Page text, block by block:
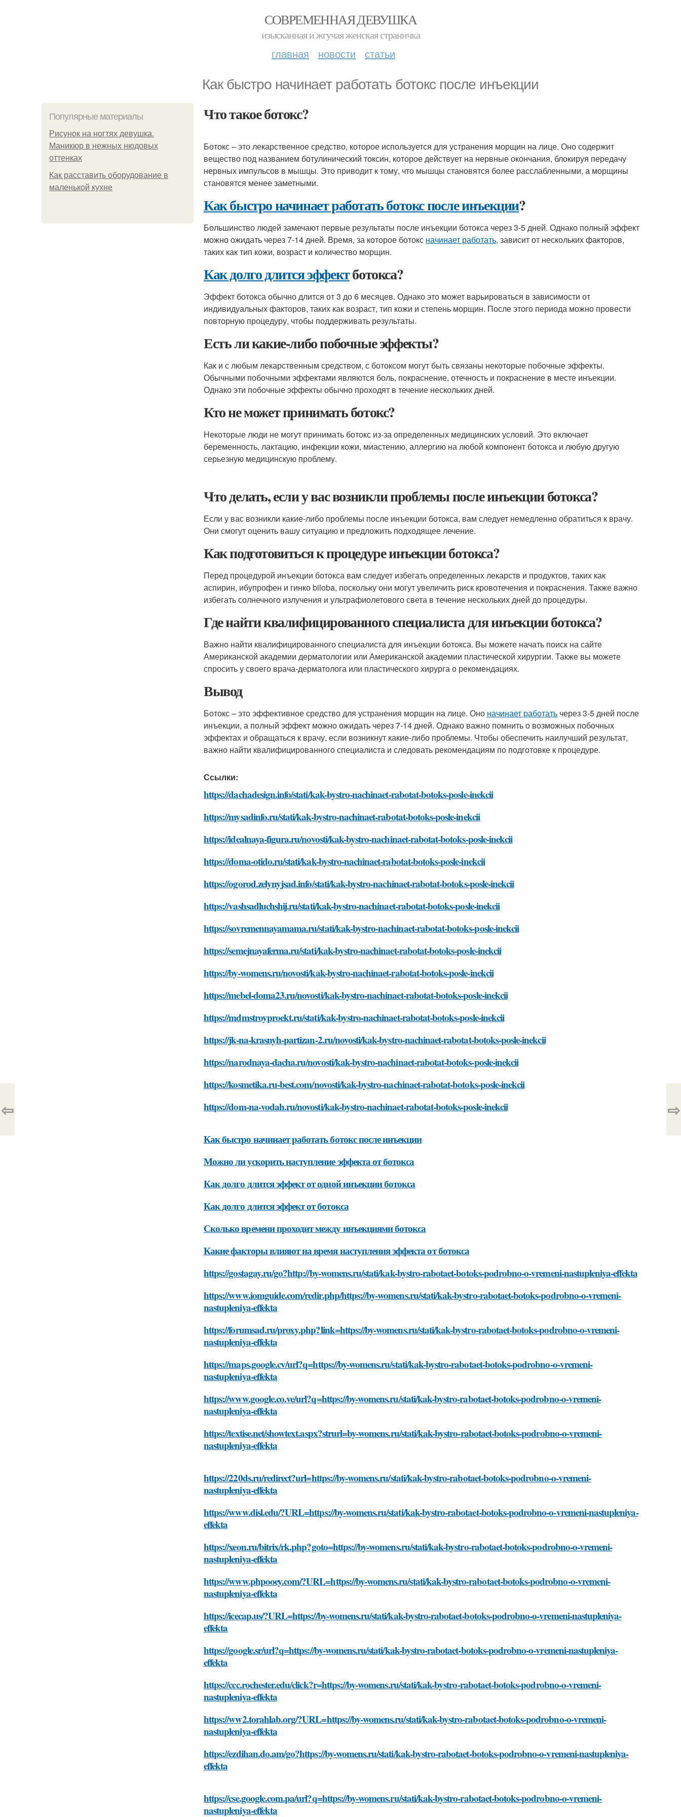
СОВРЕМЕННАЯ ДЕВУШКА
изысканная и жгучая женская страничка
главная новости статьи
Как быстро начинает работать ботокс после инъекции
Популярные материалы
Рисунок на ногтях девушка.
Маникюр в нежных нюдовых
оттенках
Как расставить оборудование в
маленькой кухне
Что такое ботокс?
Ботокс – это лекарственное средство, которое используется для устранения морщин на лице. Оно содержит
вещество под названием ботулинический токсин, которое действует на нервные окончания, блокируя передачу
нервных импульсов в мышцы. Это приводит к тому, что мышцы становятся более расслабленными, а морщины
становятся менее заметными.
Как быстро начинает работать ботокс после инъекции?
Большинство людей замечают первые результаты после инъекции ботокса через 3-5 дней. Однако полный эффект
можно ожидать через 7-14 дней. Время, за которое ботокс начинает работать, зависит от нескольких факторов,
таких как тип кожи, возраст и количество морщин.
Как долго длится эффектботокса?
Эффект ботокса обычно длится от 3 до 6 месяцев. Однако это может варьироваться в зависимости от
индивидуальных факторов, таких как возраст, тип кожи и степень морщин. После этого периода можно провести
повторную процедуру, чтобы поддерживать результаты.
Есть ли какие-либо побочные эффекты?
Как и с любым лекарственным средством, с ботоксом могут быть связаны некоторые побочные эффекты.
Обычными побочными эффектами являются боль, покраснение, отечность и покраснение в месте инъекции.
Однако эти побочные эффекты обычно проходят в течение нескольких дней.
Кто не может принимать ботокс?
Некоторые люди не могут принимать ботокс из-за определенных медицинских условий. Это включает
беременность, лактацию, инфекции кожи, миастению, аллергию на любой компонент ботокса и любую другую
серьезную медицинскую проблему.
Что делать, если у вас возникли проблемы после инъекции ботокса?
Если у вас возникли какие-либо проблемы после инъекции ботокса, вам следует немедленно обратиться к врачу.
Они смогут оценить вашу ситуацию и предложить подходящее лечение.
Как подготовиться к процедуре инъекции ботокса?
Перед процедурой инъекции ботокса вам следует избегать определенных лекарств и продуктов, таких как
аспирин, ибупрофен и гинко biloba, поскольку они могут увеличить риск кровотечения и покраснения. Также важно
избегать солнечного излучения и ультрафиолетового света в течение нескольких дней до процедуры.
Где найти квалифицированного специалиста для инъекции ботокса?
Важно найти квалифицированного специалиста для инъекции ботокса. Вы можете начать поиск на сайте
Американской академии дерматологии или Американской академии пластической хирургии. Также вы можете
спросить у своего врача-дерматолога или пластического хирурга о рекомендациях.
Вывод
Ботокс – это эффективное средство для устранения морщин на лице. Оно начинает работать через 3-5 дней после
инъекции, а полный эффект можно ожидать через 7-14 дней. Однако важно помнить о возможных побочных
эффектах и обращаться к врачу, если возникнут какие-либо проблемы. Чтобы обеспечить наилучший результат,
важно найти квалифицированного специалиста и следовать рекомендациям по подготовке к процедуре.
Ссылки:
https://dachadesign.info/stati/kak-bystro-nachinaet-rabotat-botoks-posle-inekcii
https://mysadinfo.ru/stati/kak-bystro-nachinaet-rabotat-botoks-posle-inekcii
https://idealnaya-figura.ru/novosti/kak-bystro-nachinaet-rabotat-botoks-posle-inekcii
https://doma-otido.ru/stati/kak-bystro-nachinaet-rabotat-botoks-posle-inekcii
https://ogorod.zelynyjsad.info/stati/kak-bystro-nachinaet-rabotat-botoks-posle-inekcii
https://vashsadluchshij.ru/stati/kak-bystro-nachinaet-rabotat-botoks-posle-inekcii
https://sovremennayamama.ru/stati/kak-bystro-nachinaet-rabotat-botoks-posle-inekcii
https://semejnayaferma.ru/stati/kak-bystro-nachinaet-rabotat-botoks-posle-inekcii
https://by-womens.ru/novosti/kak-bystro-nachinaet-rabotat-botoks-posle-inekcii
https://mebel-doma23.ru/novosti/kak-bystro-nachinaet-rabotat-botoks-posle-inekcii
https://mdmstroyproekt.ru/stati/kak-bystro-nachinaet-rabotat-botoks-posle-inekcii
https://jk-na-krasnyh-partizan-2.ru/novosti/kak-bystro-nachinaet-rabotat-botoks-posle-inekcii
https://narodnaya-dacha.ru/novosti/kak-bystro-nachinaet-rabotat-botoks-posle-inekcii
https://kosmetika.ru-best.com/novosti/kak-bystro-nachinaet-rabotat-botoks-posle-inekcii
https://dom-na-vodah.ru/novosti/kak-bystro-nachinaet-rabotat-botoks-posle-inekcii
Как быстро начинает работать ботокс после инъекции
Можно ли ускорить наступление эффекта от ботокса
Как долго длится эффект от одной инъекции ботокса
Как долго длится эффект от ботокса
Сколько времени проходит между инъекциями ботокса
Какие факторы влияют на время наступления эффекта от ботокса
https://gostagay.ru/go?http://by-womens.ru/stati/kak-bystro-rabotaet-botoks-podrobno-o-vremeni-nastupleniya-effekta
https://www.iomguide.com/redir.php/https://by-womens.ru/stati/kak-bystro-rabotaet-botoks-podrobno-o-vremeni-
nastupleniya-effekta
https://forumsad.ru/proxy.php?link=https://by-womens.ru/stati/kak-bystro-rabotaet-botoks-podrobno-o-vremeni-
nastupleniya-effekta
https://maps.google.cv/url?q=https://by-womens.ru/stati/kak-bystro-rabotaet-botoks-podrobno-o-vremeni-
nastupleniya-effekta
https://www.google.co.ve/url?q=https://by-womens.ru/stati/kak-bystro-rabotaet-botoks-podrobno-o-vremeni-
nastupleniya-effekta
https://textise.net/showtext.aspx?strurl=by-womens.ru/stati/kak-bystro-rabotaet-botoks-podrobno-o-vremeni-
nastupleniya-effekta
https://220ds.ru/redirect?url=https://by-womens.ru/stati/kak-bystro-rabotaet-botoks-podrobno-o-vremeni-
nastupleniya-effekta
https://www.disl.edu/?URL=https://by-womens.ru/stati/kak-bystro-rabotaet-botoks-podrobno-o-vremeni-nastupleniya-
effekta
https://xeon.ru/bitrix/rk.php?goto=https://by-womens.ru/stati/kak-bystro-rabotaet-botoks-podrobno-o-vremeni-
nastupleniya-effekta
https://www.phpooey.com/?URL=https://by-womens.ru/stati/kak-bystro-rabotaet-botoks-podrobno-o-vremeni-
nastupleniya-effekta
https://icecap.us/?URL=https://by-womens.ru/stati/kak-bystro-rabotaet-botoks-podrobno-o-vremeni-nastupleniya-
effekta
https://google.sr/url?q=https://by-womens.ru/stati/kak-bystro-rabotaet-botoks-podrobno-o-vremeni-nastupleniya-
effekta
https://ccc.rochester.edu/click?r=https://by-womens.ru/stati/kak-bystro-rabotaet-botoks-podrobno-o-vremeni-
nastupleniya-effekta
https://ww2.torahlab.org/?URL=https://by-womens.ru/stati/kak-bystro-rabotaet-botoks-podrobno-o-vremeni-
nastupleniya-effekta
https://ezdihan.do.am/go?https://by-womens.ru/stati/kak-bystro-rabotaet-botoks-podrobno-o-vremeni-nastupleniya-
effekta
https://cse.google.com.pa/url?q=https://by-womens.ru/stati/kak-bystro-rabotaet-botoks-podrobno-o-vremeni-
nastupleniya-effekta
⇦ ⇨